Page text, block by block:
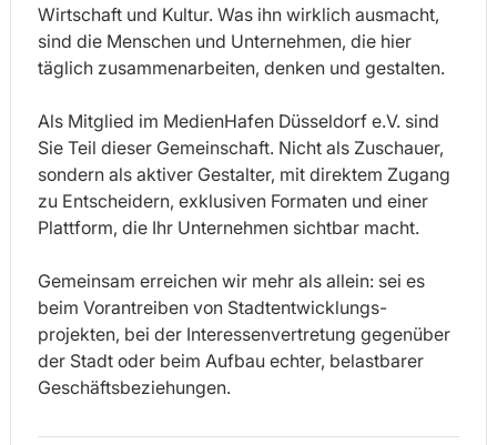
Wirtschaft und Kultur. Was ihn wirklich ausmacht,
sind die Menschen und Unternehmen, die hier
täglich zusammenarbeiten, denken und gestalten.
Als Mitglied im MedienHafen Düsseldorf e.V. sind
Sie Teil dieser Gemeinschaft. Nicht als Zuschauer,
sondern als aktiver Gestalter, mit direktem Zugang
zu Entscheidern, exklusiven Formaten und einer
Plattform, die Ihr Unternehmen sichtbar macht.
Gemeinsam erreichen wir mehr als allein: sei es
beim Vorantreiben von Stadtentwicklungs-
projekten, bei der Interessenvertretung gegenüber
der Stadt oder beim Aufbau echter, belastbarer
Geschäftsbeziehungen.